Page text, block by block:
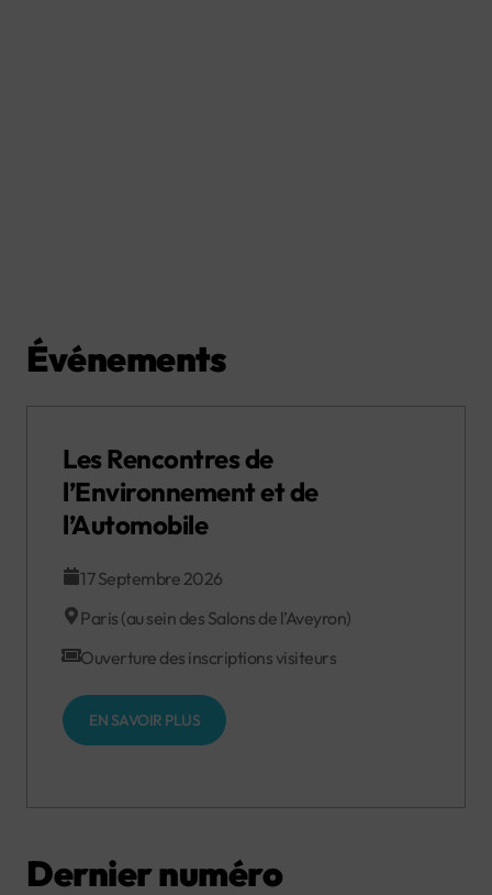
Événements
Les Rencontres de
l’Environnement et de
l’Automobile
17 Septembre 2026
Paris (au sein des Salons de l’Aveyron)
Ouverture des inscriptions visiteurs
EN SAVOIR PLUS
Dernier numéro